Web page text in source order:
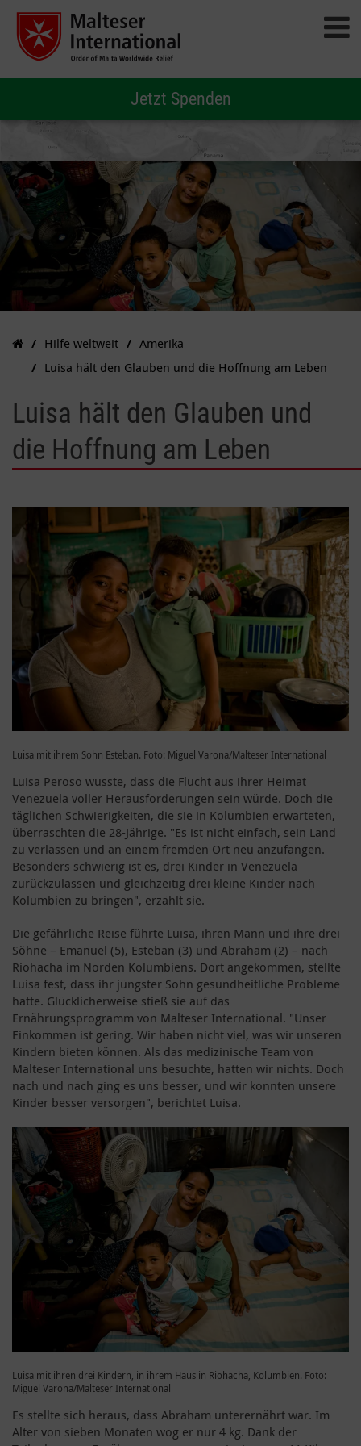
Jetzt Spenden
Hilfe weltweit
Amerika
Luisa hält den Glauben und die Hoffnung am Leben
Luisa hält den Glauben und
die Hoffnung am Leben
Luisa mit ihrem Sohn Esteban. Foto: Miguel Varona/Malteser International
Luisa Peroso wusste, dass die Flucht aus ihrer Heimat
Venezuela voller Herausforderungen sein würde. Doch die
täglichen Schwierigkeiten, die sie in Kolumbien erwarteten,
überraschten die 28-Jährige. "Es ist nicht einfach, sein Land
zu verlassen und an einem fremden Ort neu anzufangen.
Besonders schwierig ist es, drei Kinder in Venezuela
zurückzulassen und gleichzeitig drei kleine Kinder nach
Kolumbien zu bringen", erzählt sie.
Die gefährliche Reise führte Luisa, ihren Mann und ihre drei
Söhne – Emanuel (5), Esteban (3) und Abraham (2) – nach
Riohacha im Norden Kolumbiens. Dort angekommen, stellte
Luisa fest, dass ihr jüngster Sohn gesundheitliche Probleme
hatte. Glücklicherweise stieß sie auf das
Ernährungsprogramm von Malteser International. "Unser
Einkommen ist gering. Wir haben nicht viel, was wir unseren
Kindern bieten können. Als das medizinische Team von
Malteser International uns besuchte, hatten wir nichts. Doch
nach und nach ging es uns besser, und wir konnten unsere
Kinder besser versorgen", berichtet Luisa.
Luisa mit ihren drei Kindern, in ihrem Haus in Riohacha, Kolumbien. Foto:
Miguel Varona/Malteser International
Es stellte sich heraus, dass Abraham unterernährt war. Im
Alter von sieben Monaten wog er nur 4 kg. Dank der